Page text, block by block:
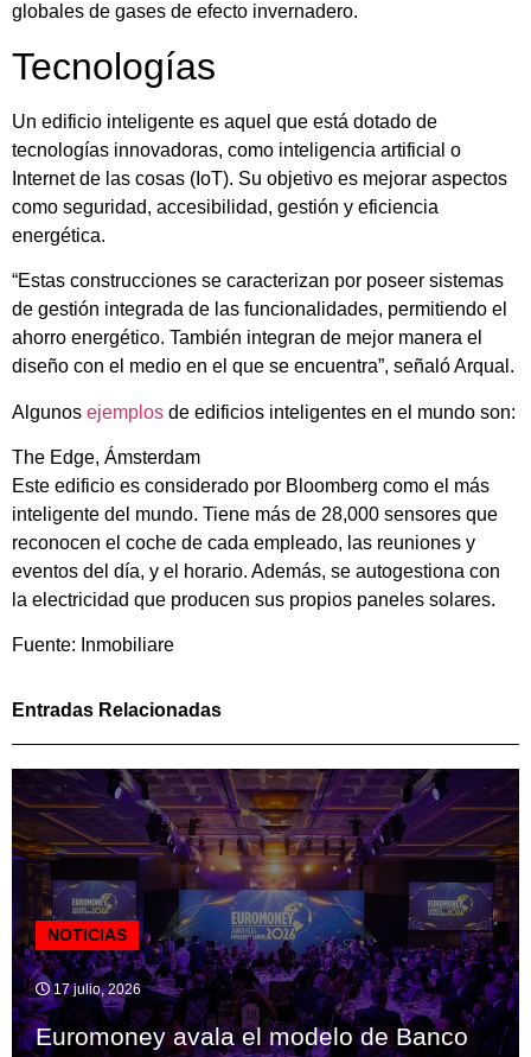
globales de gases de efecto invernadero.
Tecnologías
Un edificio inteligente es aquel que está dotado de
tecnologías innovadoras, como inteligencia artificial o
Internet de las cosas (IoT). Su objetivo es mejorar aspectos
como seguridad, accesibilidad, gestión y eficiencia
energética.
“Estas construcciones se caracterizan por poseer sistemas
de gestión integrada de las funcionalidades, permitiendo el
ahorro energético. También integran de mejor manera el
diseño con el medio en el que se encuentra”, señaló Arqual.
Algunos ejemplos de edificios inteligentes en el mundo son:
The Edge, Ámsterdam
Este edificio es considerado por Bloomberg como el más
inteligente del mundo. Tiene más de 28,000 sensores que
reconocen el coche de cada empleado, las reuniones y
eventos del día, y el horario. Además, se autogestiona con
la electricidad que producen sus propios paneles solares.
Fuente: Inmobiliare
Entradas Relacionadas
NOTICIAS
17 julio, 2026
Euromoney avala el modelo de Banco